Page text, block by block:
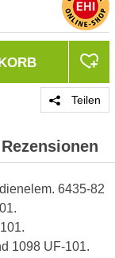
Teilen
Rezensionen
6435-82
1098 UF-101.